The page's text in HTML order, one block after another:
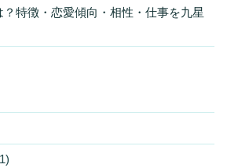
？特徴・恋愛傾向・相性・仕事を九星